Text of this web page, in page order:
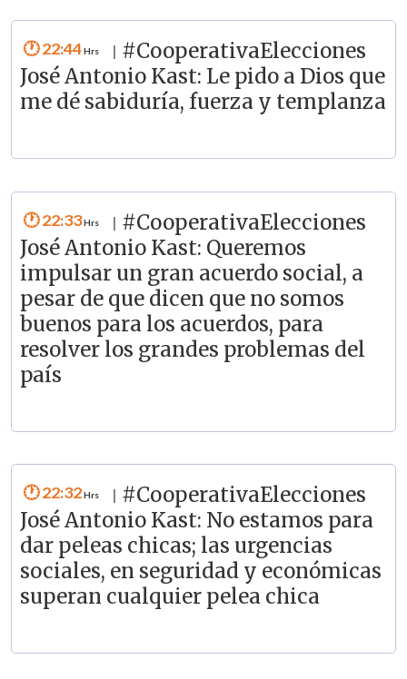
22:44
#CooperativaElecciones
José Antonio Kast: Le pido a Dios que
me dé sabiduría, fuerza y templanza
22:33
#CooperativaElecciones
José Antonio Kast: Queremos
impulsar un gran acuerdo social, a
pesar de que dicen que no somos
buenos para los acuerdos, para
resolver los grandes problemas del
país
22:32
#CooperativaElecciones
José Antonio Kast: No estamos para
dar peleas chicas; las urgencias
sociales, en seguridad y económicas
superan cualquier pelea chica